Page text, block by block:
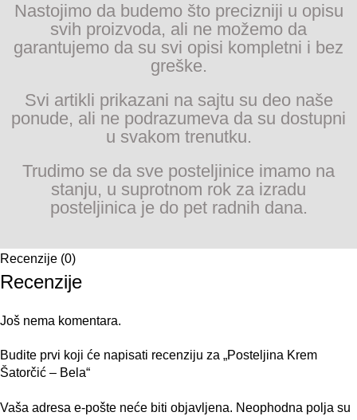
Nastojimo da budemo što precizniji u opisu
svih proizvoda, ali ne možemo da
garantujemo da su svi opisi kompletni i bez
greške.
Svi artikli prikazani na sajtu su deo naše
ponude, ali ne podrazumeva da su dostupni
u svakom trenutku.
Trudimo se da sve posteljinice imamo na
stanju, u suprotnom rok za izradu
posteljinica je do pet radnih dana.
Recenzije (0)
Recenzije
Još nema komentara.
Budite prvi koji će napisati recenziju za „Posteljina Krem
Šatorčić – Bela“
Vaša adresa e-pošte neće biti objavljena. Neophodna polja su